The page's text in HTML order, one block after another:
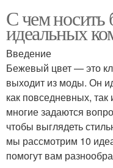
С чем
идеальных
Введение
Бежевый цвет — это
выходит из моды. Он
как повседневных,
многие задаются
чтобы выглядеть
мы рассмотрим 10
помогут вам